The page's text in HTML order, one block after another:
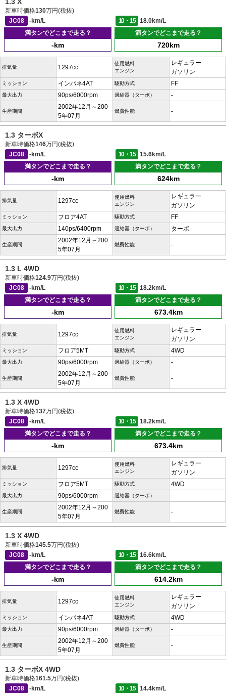
1.3 X
新車時価格130万円(税抜)
JC08
-km/L 10・15
18.0km/L
満タンでどこまで走る？
-km
満タンでどこまで走る？
720km
排気量 1297cc
使用燃料
エンジン
レギュラー
ガソリン
ミッション インパネ4AT 駆動方式 FF
最大出力 90ps/6000rpm 過給器（ターボ） -
生産期間
2002年12月～200
5年07月
燃費性能 -
1.3 ターボX
新車時価格146万円(税抜)
JC08
-km/L 10・15
15.6km/L
満タンでどこまで走る？
-km
満タンでどこまで走る？
624km
排気量 1297cc
使用燃料
エンジン
レギュラー
ガソリン
ミッション フロア4AT 駆動方式 FF
最大出力 140ps/6400rpm 過給器（ターボ） ターボ
生産期間
2002年12月～200
5年07月
燃費性能 -
1.3 L 4WD
新車時価格124.9万円(税抜)
JC08
-km/L 10・15
18.2km/L
満タンでどこまで走る？
-km
満タンでどこまで走る？
673.4km
排気量 1297cc
使用燃料
エンジン
レギュラー
ガソリン
ミッション フロア5MT 駆動方式 4WD
最大出力 90ps/6000rpm 過給器（ターボ） -
生産期間
2002年12月～200
5年07月
燃費性能 -
1.3 X 4WD
新車時価格137万円(税抜)
JC08
-km/L 10・15
18.2km/L
満タンでどこまで走る？
-km
満タンでどこまで走る？
673.4km
排気量 1297cc
使用燃料
エンジン
レギュラー
ガソリン
ミッション フロア5MT 駆動方式 4WD
最大出力 90ps/6000rpm 過給器（ターボ） -
生産期間
2002年12月～200
5年07月
燃費性能 -
1.3 X 4WD
新車時価格145.5万円(税抜)
JC08
-km/L 10・15
16.6km/L
満タンでどこまで走る？
-km
満タンでどこまで走る？
614.2km
排気量 1297cc
使用燃料
エンジン
レギュラー
ガソリン
ミッション インパネ4AT 駆動方式 4WD
最大出力 90ps/6000rpm 過給器（ターボ） -
生産期間
2002年12月～200
5年07月
燃費性能 -
1.3 ターボX 4WD
新車時価格161.5万円(税抜)
JC08
-km/L 10・15
14.4km/L